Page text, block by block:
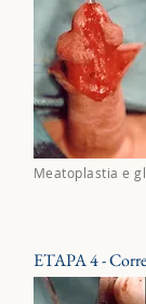
Meatoplastia e
ETAPA 4 -